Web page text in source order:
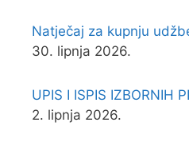
Natječaj za kupnju
30. lipnja 2026.
UPIS I ISPIS IZBORNIH
2. lipnja 2026.